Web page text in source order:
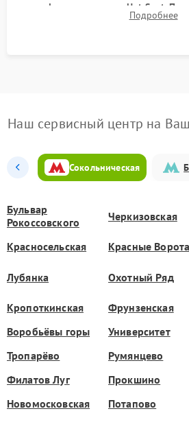
графического чипа и Hot Spot.
артефактов изображения, вылетов
Подробнее
Наш сервисный центр на
Сокольническая
Бульвар
Рокоссовского
Черкизовская
Красносельская
Красные Ворота
Лубянка Охотный Ряд
Кропоткинская
Фрунзенская
Воробьёвы горы
Университет
Тропарёво
Румянцево
Филатов Луг
Прокшино
Новомосковская
Потапово